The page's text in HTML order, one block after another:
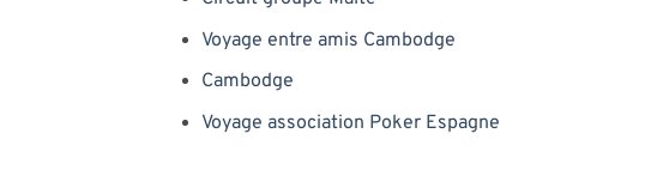
Voyage entre amis Cambodge
Cambodge
Voyage association Poker Espagne